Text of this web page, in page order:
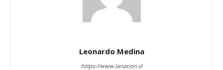
Leonardo Medina
https://www.lanacion.cl